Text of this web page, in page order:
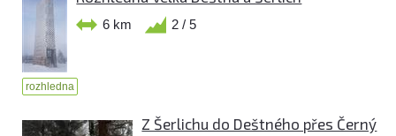
6 km 2 / 5
rozhledna
Z Šerlichu do Deštného přes Černý